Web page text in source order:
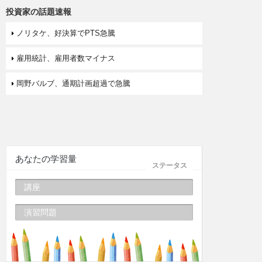
投資家の話題速報
ノリタケ、好決算でPTS急騰
雇用統計、雇用者数マイナス
岡野バルブ、通期計画超過で急騰
ステータス
あなたの学習量
講座
演習問題